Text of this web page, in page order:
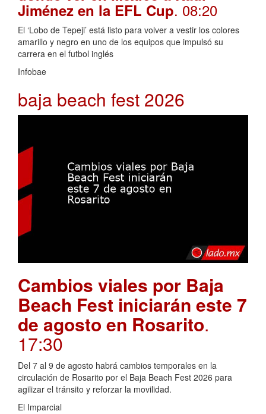
Jiménez en la EFL Cup. 08:20
El ‘Lobo de Tepeji’ está listo para volver a vestir los colores
amarillo y negro en uno de los equipos que impulsó su
carrera en el futbol inglés
Infobae
baja beach fest 2026
Cambios viales por Baja
Beach Fest iniciarán este 7
de agosto en Rosarito.
17:30
Del 7 al 9 de agosto habrá cambios temporales en la
circulación de Rosarito por el Baja Beach Fest 2026 para
agilizar el tránsito y reforzar la movilidad.
El Imparcial